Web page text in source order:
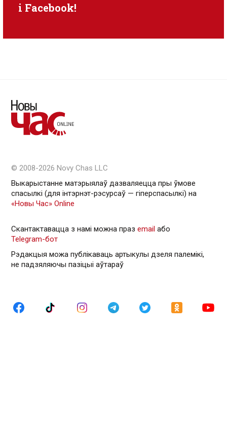
i Facebook!
© 2008-2026 Novy Chas LLC
Выкарыстанне матэрыялаў дазваляецца пры ўмове
спасылкі (для інтэрнэт-рэсурсаў — гiперспасылкi) на
«Новы Час» Online
Скантактавацца з намі можна праз email або
Telegram-бот
Рэдакцыя можа публікаваць артыкулы дзеля палемікі,
не падзяляючы пазіцыі аўтараў